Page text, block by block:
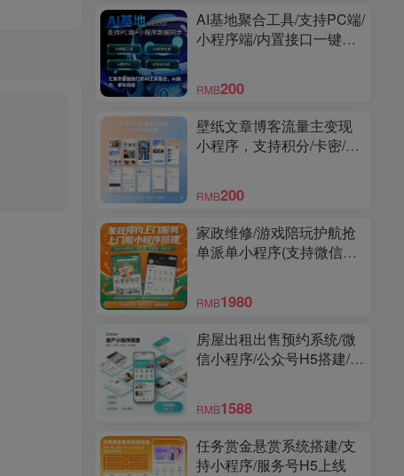
AI基地聚合工具/支持PC端/
小程序端/内置接口一键调
RMB200
壁纸文章博客流量主变现
小程序，支持积分/卡密/激
RMB200
家政维修/游戏陪玩护航抢
单派单小程序(支持微信和
RMB1980
房屋出租出售预约系统/微
信小程序/公众号H5搭建/多
RMB1588
任务赏金悬赏系统搭建/支
持小程序/服务号H5上线